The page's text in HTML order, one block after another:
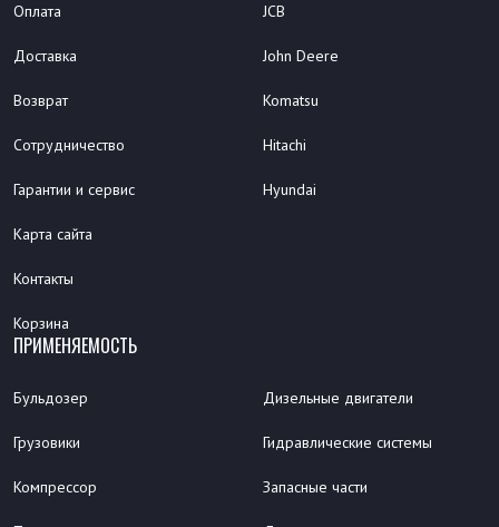
Оплата
Доставка
Возврат
Сотрудничество
Гарантии и сервис
Карта сайта
Контакты
Корзина
JCB
John Deere
Komatsu
Hitachi
Hyundai
ПРИМЕНЯЕМОСТЬ
Бульдозер
Грузовики
Компрессор
Дизельные двигатели
Гидравлические системы
Запасные части